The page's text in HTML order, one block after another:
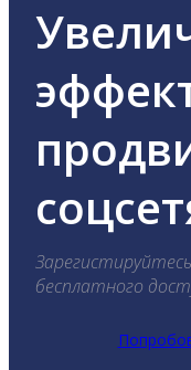
бесплатного